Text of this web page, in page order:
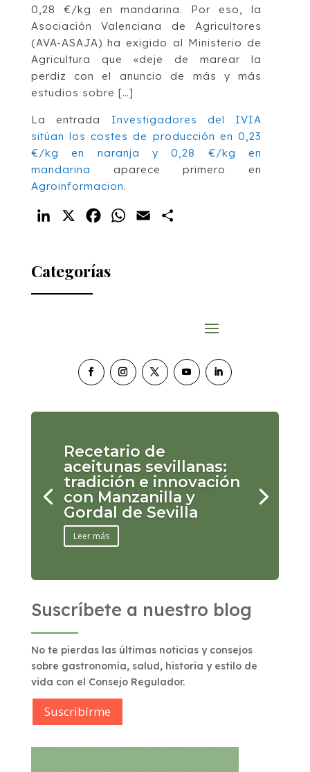
0,28 €/kg en mandarina. Por eso, la
Asociación Valenciana de Agricultores
(AVA-ASAJA) ha exigido al Ministerio de
Agricultura que «deje de marear la
perdiz con el anuncio de más y más
estudios sobre […]
La entrada Investigadores del IVIA
sitúan los costes de producción en 0,23
€/kg en naranja y 0,28 €/kg en
mandarina aparece primero en
Agroinformacion.
LinkedIn FacebookWhatsApp
Email
Categorías
Recetario de
aceitunas sevillanas:
tradición e innovación
con Manzanilla y
Gordal de Sevilla
Leer más
Suscríbete a nuestro blog
No te pierdas las últimas noticias y consejos
sobre gastronomía, salud, historia y estilo de
vida con el Consejo Regulador.
Suscribírme